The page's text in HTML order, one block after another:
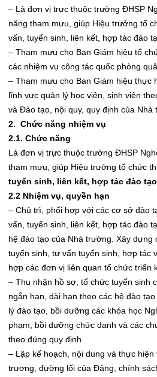
– Là đơn vị trực thuộc trường ĐHSP
năng tham mưu, giúp Hiệu trưởng tổ
vấn, tuyển sinh, liên kết, hợp tác đào
– Tham mưu cho Ban Giám hiệu tổ
các nhiệm vụ công tác quốc phòng
– Tham mưu cho Ban Giám hiệu thực
lĩnh vực quản lý học viên, sinh viên
và Đào tạo, nội quy, quy định của Nhà
2. Chức năng nhiệm vụ
2.1. Chức năng
Là đơn vị trực thuộc trường ĐHSP
tham mưu, giúp Hiệu trưởng tổ chức
tuyển sinh, liên kết, hợp tác đào
2.2 Nhiệm vụ, quyền hạn
– Chủ trì, phối hợp với các cơ sở đào
vấn, tuyển sinh, liên kết, hợp tác đào
hệ đào tạo của Nhà trường. Xây dựng
tuyển sinh, tư vấn tuyển sinh, hợp tác
hợp các đơn vị liên quan tổ chức triển
– Thu nhận hồ sơ, tổ chức tuyển sinh
ngắn hạn, dài hạn theo các hệ đào
lý đào tạo, bồi dưỡng các khóa học
phạm, bồi dưỡng chức danh và các
theo đúng quy định.
– Lập kế hoạch, nội dung và thực hiện
trương, đường lối của Đảng, chính